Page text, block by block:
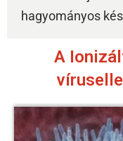
hagyományos
A